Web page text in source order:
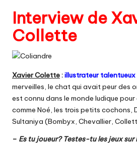
Interview de
Collette
Xavier Colette:illustrateur talentueux
merveilles, le chat qui avait peur des
est connu dans le monde ludique pour
comme Noé, les trois petits cochons,
Sultaniya (Bombyx, Chevallier,
– Es tu joueur? Testes-tu les jeux